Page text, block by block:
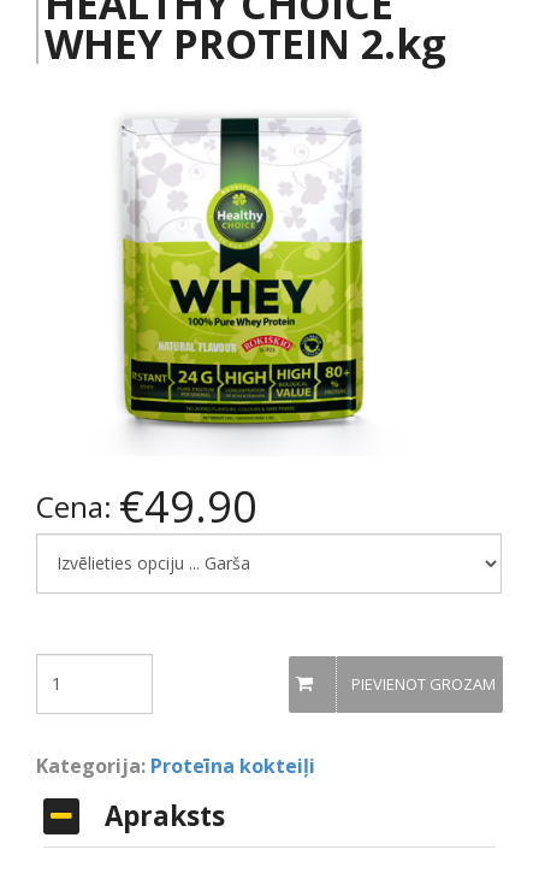
WHEY PROTEIN 2.kg
Cena: €49.90
PIEVIENOT GROZAM
Kategorija: Proteīna kokteiļi
Apraksts